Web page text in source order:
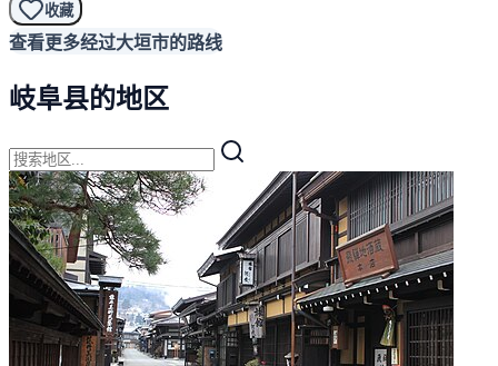
收藏
查看更多经过大垣市的路线
岐阜县的地区